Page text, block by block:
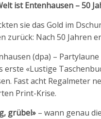
ist Entenhausen – 50
sie das Gold im
zurück: Nach 50 Jahren
(dpa) –
erste «Lustige
Fast acht Regalmeter
Print-Krise.
grübel» – wann genau